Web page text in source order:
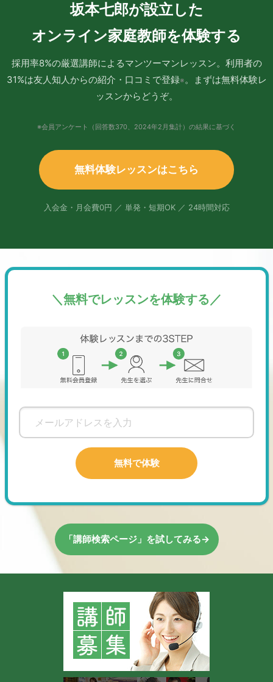
坂本七郎が設立した
オンライン家庭教師を体験する
採用率8%の厳選講師によるマンツーマンレッスン。 利用者の
31%は友人知人からの紹介・口コミで登録※。まずは無料体験レ
ッスンからどうぞ。
※会員アンケート（回答数370、2024年2月集計）の結果に基づく
無料体験レッスンはこちら
入会金・月会費0円 ／ 単発・短期OK ／ 24時間対応
＼無料でレッスンを体験する／
「講師検索ページ」を試してみる→